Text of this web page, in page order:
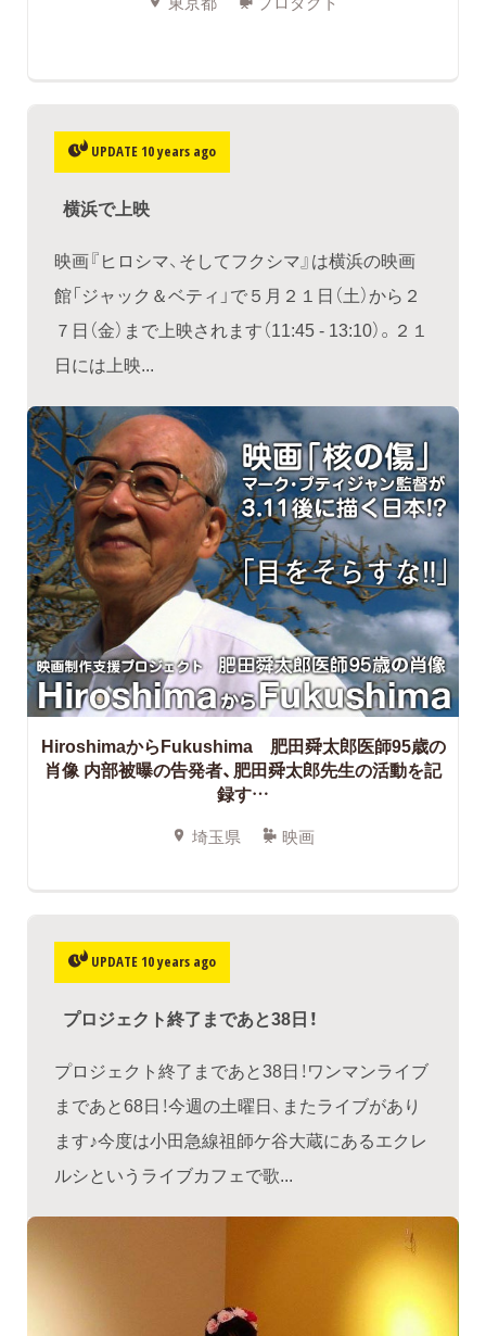
UPDATE 10 years ago
横浜で上映
映画『ヒロシマ、そしてフクシマ』は横浜の映画
館「ジャック＆ベティ」で５月２１日（土）から２
７日（金）まで上映されます（11:45 - 13:10）。２１
日には上映...
HiroshimaからFukushima 肥田舜太郎医師95歳の
肖像 内部被曝の告発者、肥田舜太郎先生の活動を記
録す…
埼玉県 映画
UPDATE 10 years ago
​プロジェクト終了まであと38日！
プロジェクト終了まであと38日！ワンマンライブ
まであと68日！今週の土曜日、またライブがあり
ます♪今度は小田急線祖師ケ谷大蔵にあるエクレ
ルシというライブカフェで歌...